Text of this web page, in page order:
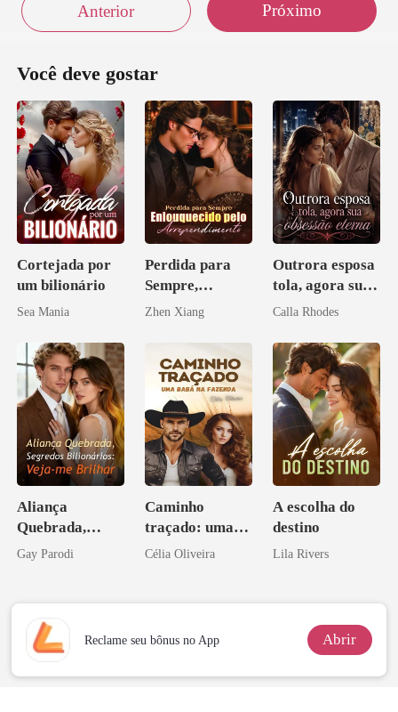
Anterior Próximo
Você deve gostar
Cortejada por
um bilionário
Sea Mania
Perdida para
Sempre,
Enlouquecido
Arrependiment
Zhen Xiang
Outrora esposa
tola, agora sua
obsessão eterna
Calla Rhodes
Aliança
Quebrada,
Segredos
Gay Parodi
Caminho
traçado: uma
babá na fazenda
Célia Oliveira
A escolha do
destino
Lila Rivers
Reclame seu bônus no App Abrir